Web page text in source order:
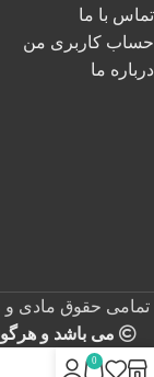
تماس با ما
حساب کاربری من
درباره ما
تمامی حقوق مادی و
می باشد و
0